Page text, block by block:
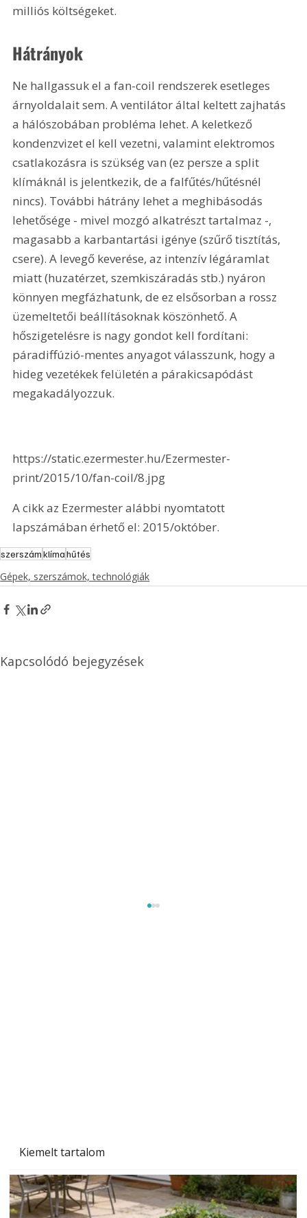
Kiemelt tartalom
milliós költségeket.
Hátrányok
Ne hallgassuk el a fan-coil rendszerek esetleges
árnyoldalait sem. A ventilátor által keltett zajhatás
a hálószobában probléma lehet. A keletkező
kondenzvizet el kell vezetni, valamint elektromos
csatlakozásra is szükség van (ez persze a split
klímáknál is jelentkezik, de a falfűtés/hűtésnél
nincs). További hátrány lehet a meghibásodás
lehetősége - mivel mozgó alkatrészt tartalmaz -,
magasabb a karbantartási igénye (szűrő tisztítás,
csere). A levegő keverése, az intenzív légáramlat
miatt (huzatérzet, szemkiszáradás stb.) nyáron
könnyen megfázhatunk, de ez elsősorban a rossz
üzemeltetői beállításoknak köszönhető. A
hőszigetelésre is nagy gondot kell fordítani:
páradiffúzió-mentes anyagot válasszunk, hogy a
hideg vezetékek felületén a párakicsapódást
megakadályozzuk.
https://static.ezermester.hu/Ezermester-
print/2015/10/fan-coil/8.jpg
A cikk az Ezermester alábbi nyomtatott
lapszámában érhető el: 2015/október.
szerszámklímahűtés
Gépek, szerszámok, technológiák
Kapcsolódó bejegyzések